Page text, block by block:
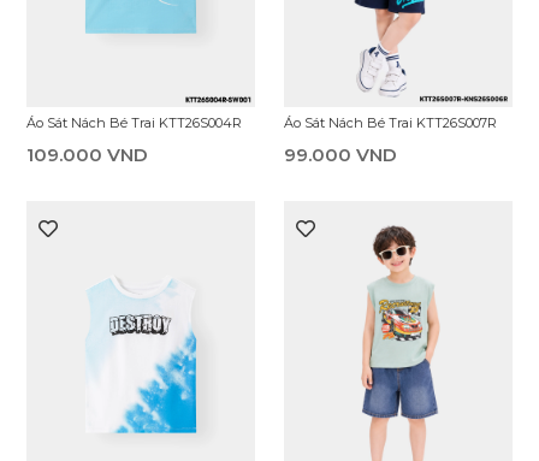
Áo Sát Nách Bé Trai KTT26S004R
109.000 VND
Áo Sát Nách Bé Trai KTT26S007R
99.000 VND